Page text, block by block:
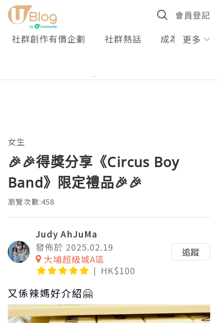
會員登記
社群創作有價企劃 社群熱話 成為U更多
女生
🎉🎉得獎分享《Circus Boy
Band》限定禮品🎉🎉
瀏覽次數:458
Judy AhJuMa
發佈於 2025.02.19
大埔超級城A區
HK$100
追蹤
又係辣媽好介紹🤗